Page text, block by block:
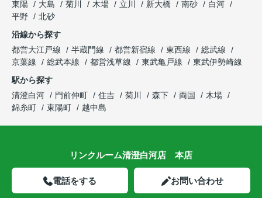
東陽
大島 菊川 木場 立川 新大橋 南砂
白河
平野
北砂
沿線から探す
都営大江戸線
半蔵門線 都営新宿線 東西線
総武線
京葉線
総武本線 都営浅草線 東武亀戸線
東武伊勢崎線
駅から探す
清澄白河
門前仲町 住吉 菊川 森下 両国
木場
錦糸町
東陽町 越中島
リンクルーム清澄白河店 本店
電話をする お問い合わせ